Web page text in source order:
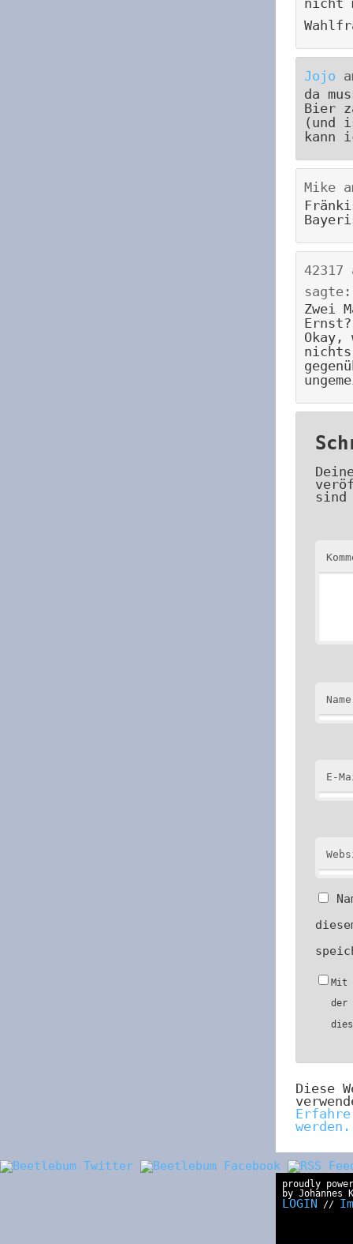
Jojo
da
Bier
(und
kann
Mike
42317
sagte:
Zwei
Ernst?
Okay,
Name
E-
Mit
der
Diese
werden.
proudly
by Johannes
LOGIN //